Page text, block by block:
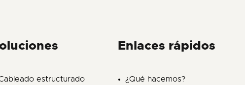
estructurado
Enlaces rápidos
¿Qué hacemos?